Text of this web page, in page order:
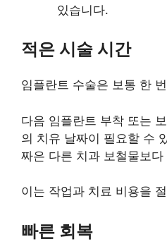
있습니다.
적은 시술 시간
임플란트 수술은 보통 한
다음 임플란트 부착 또는
의 치유 날짜이 필요할 수
짜은 다른 치과 보철물보
이는 작업과 치료 비용을
빠른 회복